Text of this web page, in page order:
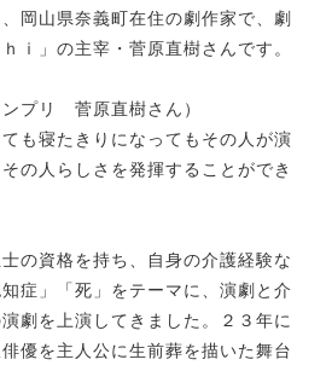
岡山県奈義町在住の劇作家で、劇
ｉ」の主宰・菅原直樹さんです。
ンプリ 菅原直樹さん）
ても寝たきりになってもその人が演
の人らしさを発揮することができ
の資格を持ち、自身の介護経験な
症」「死」をテーマに、演劇と介
劇を上演してきました。２３年に
優を主人公に生前葬を描いた舞台